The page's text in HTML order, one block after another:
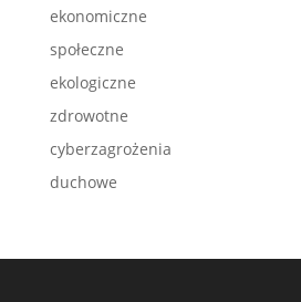
ekonomiczne
społeczne
ekologiczne
zdrowotne
cyberzagrożenia
duchowe